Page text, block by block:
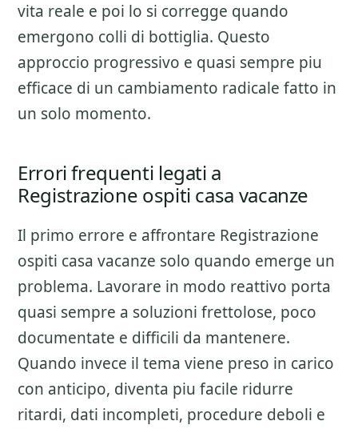
vita reale e poi lo si corregge quando
emergono colli di bottiglia. Questo
approccio progressivo e quasi sempre piu
efficace di un cambiamento radicale fatto in
un solo momento.
Errori frequenti legati a
Registrazione ospiti casa vacanze
Il primo errore e affrontare Registrazione
ospiti casa vacanze solo quando emerge un
problema. Lavorare in modo reattivo porta
quasi sempre a soluzioni frettolose, poco
documentate e difficili da mantenere.
Quando invece il tema viene preso in carico
con anticipo, diventa piu facile ridurre
ritardi, dati incompleti, procedure deboli e